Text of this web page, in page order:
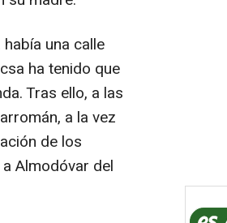
una calle
ha tenido que
Tras ello, a las
a la vez
de los
Almodóvar del